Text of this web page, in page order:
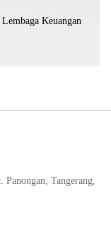
Keuangan
Tangerang,